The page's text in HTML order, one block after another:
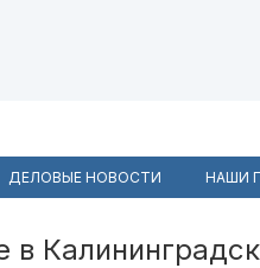
ДЕЛОВЫЕ НОВОСТИ НАШИ
в